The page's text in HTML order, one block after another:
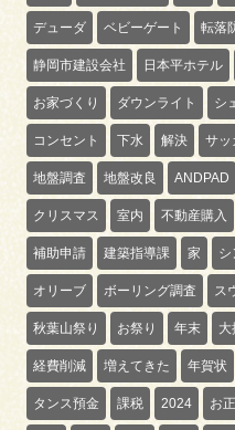
デューダ ベビーゲート 転落
静岡市建設会社 日本平ホテル
お家づくり ダウンライト シ
コンセント 下水 解決 サッ
地盤調査 地盤改良 ANDPAD
クリスマス 室内 不動産購入
補助申請 建築指導課 家 シ
オリーブ ボーリング調査 ス
秋葉山祭り お祭り 年末 大
経費削減 増えてきた 年賀状
タンス預金 課税 2024 お